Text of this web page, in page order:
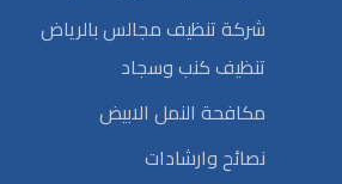
شركة تنظيف مجالس بالرياض
تنظيف كنب وسجاد
مكافحة النمل الابيض
نصائح وارشادات